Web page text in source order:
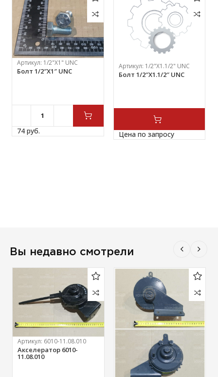
Артикул: 1/2"X1" UNC
Болт 1/2″X1″ UNC
74 руб.
Артикул: 1/2"X1.1/2" UNC
Болт 1/2″X1.1/2″ UNC
Цена по запросу
Вы недавно смотрели
Артикул: 6010-11.08.010
Акселератор 6010-
11.08.010